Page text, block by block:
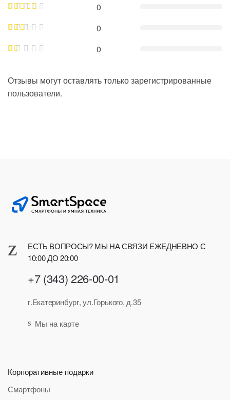
0
0
0
Отзывы могут оставлять только зарегистрированные
пользователи.
ЕСТЬ ВОПРОСЫ? МЫ НА СВЯЗИ ЕЖЕДНЕВНО С
10:00 ДО 20:00
+7 (343) 226-00-01
г.Екатеринбург, ул.Горького, д.35
Мы на карте
Корпоративные подарки
Смартфоны